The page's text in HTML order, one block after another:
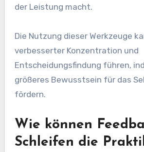
der Leistung macht.
Die Nutzung dieser Werkzeuge
verbesserter Konzentration und
Entscheidungsfindung führen,
größeres Bewusstsein für das
fördern.
Wie können
Schleifen die